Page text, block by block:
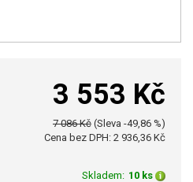
3 553 Kč
7 086 Kč (Sleva -49,86 %)
Cena bez DPH: 2 936,36 Kč
Skladem: 10 ks